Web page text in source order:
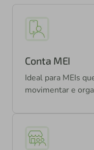
Conta MEI
Ideal para MEIs
movimentar e
Tap do